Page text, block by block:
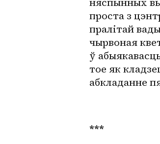
проста з
пралітай
чырвоная
ў
тое як
абкладанне
***